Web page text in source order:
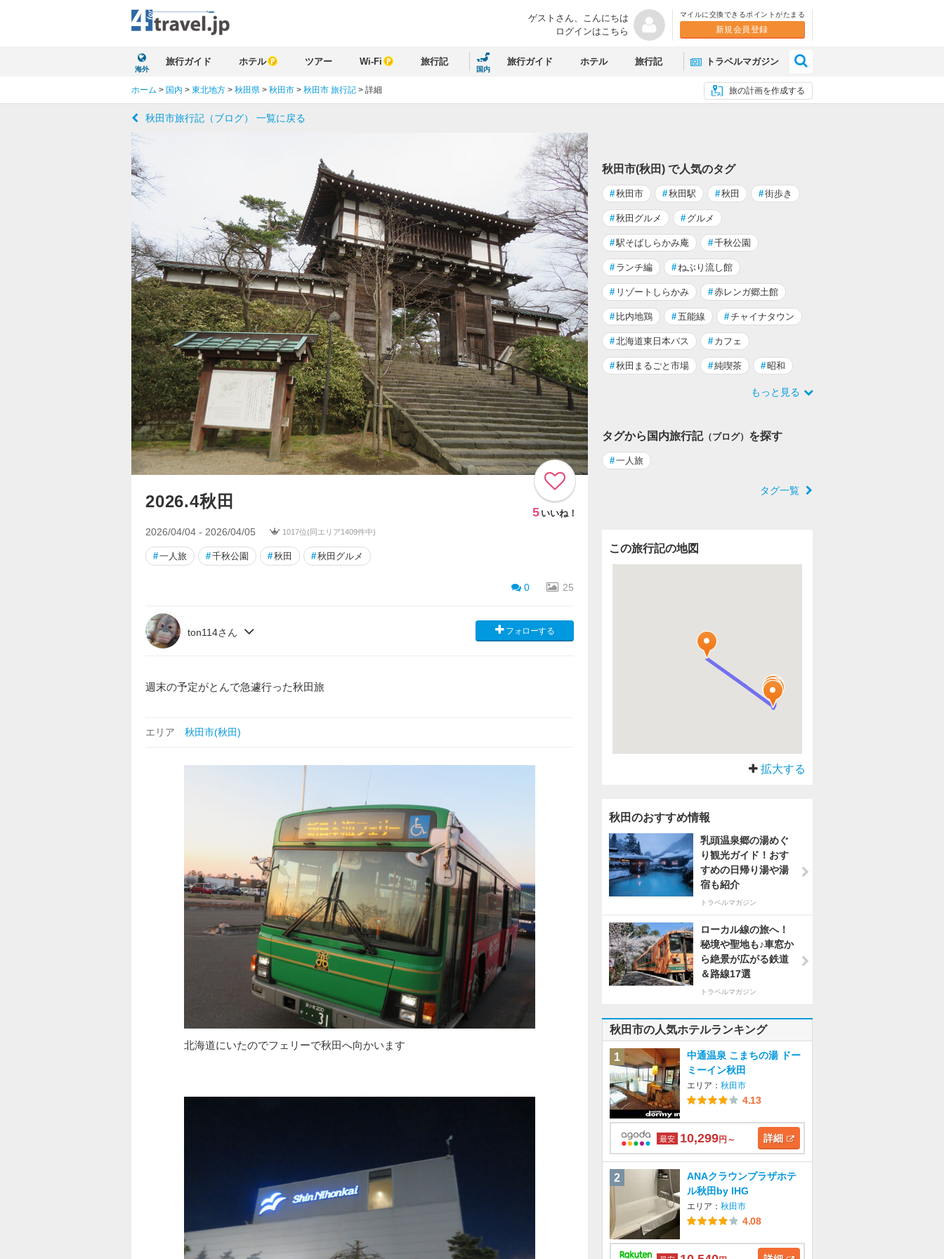
ゲストさん、 こんにちは
ログインはこちら
マイルに交換できるポイントがたまる
新規会員登録
海外
旅行ガイド ホテル ツアー Wi-Fi 旅行記
国内
旅行ガイド ホテル 旅行記 トラベルマガジン
旅の計画を作成する
ホーム > 国内 > 東北地方 > 秋田県 > 秋田市 > 秋田市 旅行記 > 詳細
秋田市旅行記（ブログ） 一覧に戻る
2026.4秋田
5 いいね！
2026/04/04 - 2026/04/05 1017位(同エリア1409件中)
#一人旅 #千秋公園 #秋田 #秋田グルメ
0 25
ton114さん フォローする
週末の予定がとんで急遽行った秋田旅
エリア 秋田市(秋田)
北海道にいたのでフェリーで秋田へ向かいます
秋田市(秋田) で人気のタグ
#秋田市 #秋田駅 #秋田 #街歩き
#秋田グルメ # グルメ
#駅そばしらかみ庵 #千秋公園
# ランチ編 #ねぶり流し館
# リゾートしらかみ #赤レンガ郷土館
# 比内地鶏 #五能線 #チャイナタウン
#北海道東日本パス # カフェ
#秋田まるごと市場 #純喫茶 # 昭和
もっと見る
タグから国内旅行記（ブログ） を探す
#一人旅
タグ一覧
この旅行記の地図
拡大する
秋田のおすすめ情報
乳頭温泉郷の湯めぐ
り観光ガイド！おす
すめの日帰り湯や湯
宿も紹介
トラベルマガジン
ローカル線の旅へ！
秘境や聖地も♪車窓か
ら絶景が広がる鉄道
＆路線17選
トラベルマガジン
秋田市の人気ホテルランキング
1
中通温泉 こまちの湯 ドー
ミーイン秋田
エリア： 秋田市
4.13
最安 10,299円～ 詳細
2
ANAクラウンプラザホテ
ル秋田by IHG
エリア： 秋田市
4.08